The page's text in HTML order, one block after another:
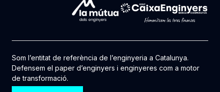
Som l’entitat de referència de l’enginyeria a Catalunya.
Defensem el paper d’enginyers i enginyeres com a motor
de transformació.